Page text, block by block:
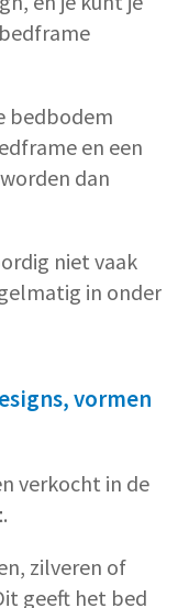
bedbodem
en een
worden dan
niet vaak
in onder
vormen
verkocht in de
.
zilveren of
geeft het bed